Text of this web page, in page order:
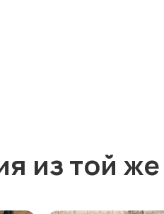
из той же